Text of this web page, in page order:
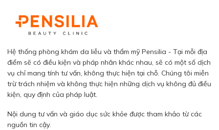
Hệ thống phòng khám da liễu và thẩm mỹ Pensilia - Tại mỗi địa
điểm sẽ có điều kiện và pháp nhân khác nhau, sẽ có một số dịch
vụ chỉ mang tính tư vấn, không thực hiện tại chỗ. Chúng tôi miễn
trừ trách nhiệm và không thực hiện những dịch vụ không đủ điều
kiện, quy định của pháp luật.
Nội dung tư vấn và giáo dục sức khỏe được tham khảo từ các
nguồn tin cậy.